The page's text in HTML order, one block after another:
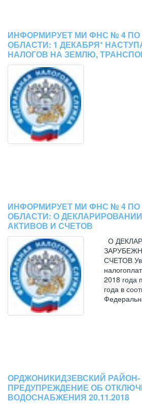
ИНФОРМИРУЕТ МИ ФНС № 4 ПО
ОБЛАСТИ: 1 ДЕКАБРЯ*
НАЛОГОВ НА ЗЕМЛЮ,
ИНФОРМИРУЕТ МИ ФНС № 4 ПО
ОБЛАСТИ: О
АКТИВОВ И СЧЕТОВ
О
СЧЕТОВ
2018 года
года в
ОРДЖОНИКИДЗЕВСКИЙ РАЙОН-
ПРЕДУПРЕЖДЕНИЕ ОБ
ВОДОСНАБЖЕНИЯ 20.11.2018